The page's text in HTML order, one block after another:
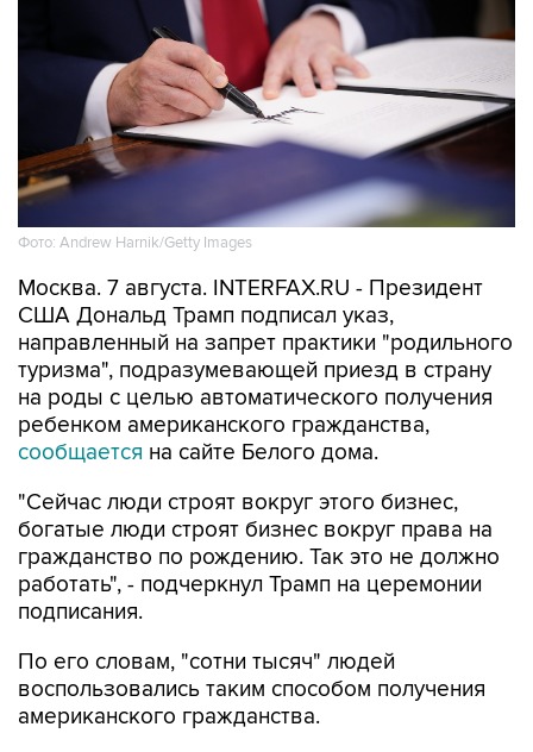
Фото: Andrew Harnik/Getty Images
Москва. 7 августа. INTERFAX.RU - Президент
США Дональд Трамп подписал указ,
направленный на запрет практики "родильного
туризма", подразумевающей приезд в страну
на роды с целью автоматического получения
ребенком американского гражданства,
сообщается на сайте Белого дома.
"Сейчас люди строят вокруг этого бизнес,
богатые люди строят бизнес вокруг права на
гражданство по рождению. Так это не должно
работать", - подчеркнул Трамп на церемонии
подписания.
По его словам, "сотни тысяч" людей
воспользовались таким способом получения
американского гражданства.